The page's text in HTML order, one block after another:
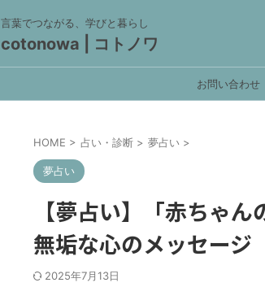
言葉でつながる、学びと暮らし
cotonowa | コトノワ
お問い合わせ
HOME > 占い・診断 > 夢占い >
夢占い
【夢占い】「赤ちゃ
無垢な心のメッセージ
2025年7月13日